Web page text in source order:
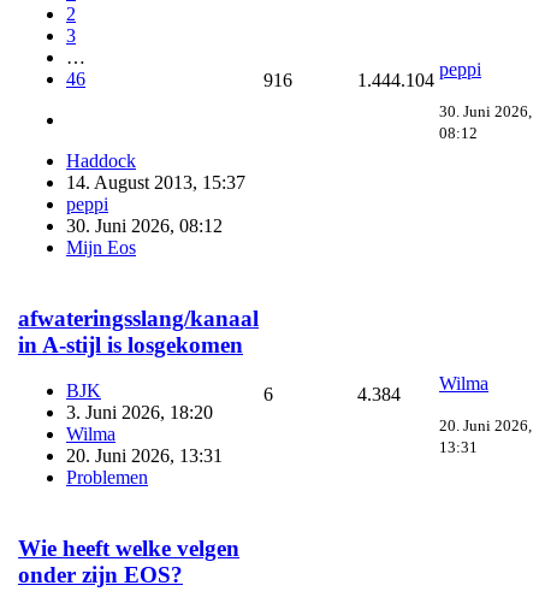
2
3
…
46
Haddock
14. August 2013, 15:37
peppi
30. Juni 2026, 08:12
Mijn Eos
916 1.444.104
peppi
30. Juni 2026,
08:12
afwateringsslang/kanaal
in A-stijl is losgekomen
BJK
3. Juni 2026, 18:20
Wilma
20. Juni 2026, 13:31
Problemen
6 4.384
Wilma
20. Juni 2026,
13:31
Wie heeft welke velgen
onder zijn EOS?